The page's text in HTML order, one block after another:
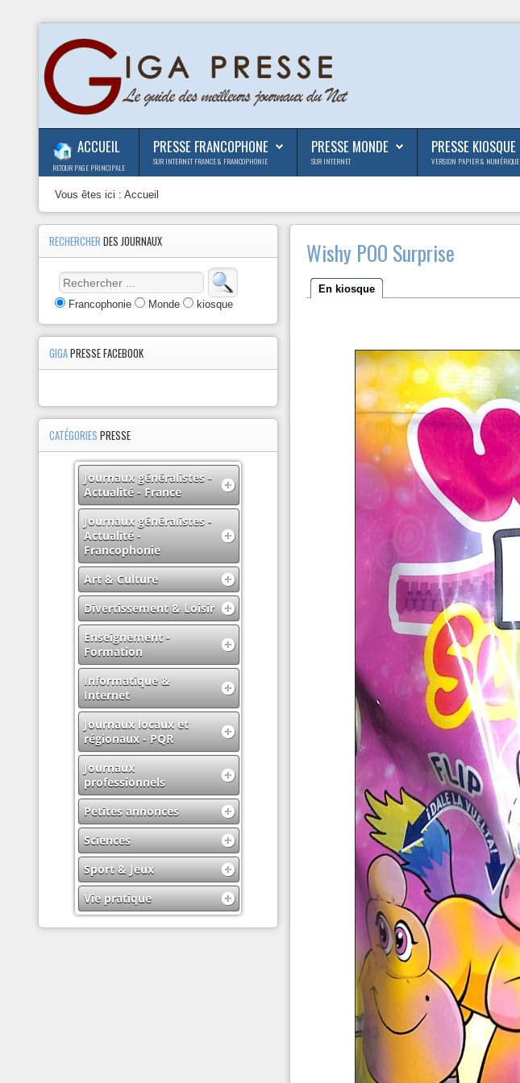
ACCUEIL
RETOUR PAGE PRINCIPALE
PRESSE FRANCOPHONE
SUR INTERNET FRANCE & FRANCOPHONIE
PRESSE MONDE
SUR INTERNET
PRESSE KIOSQUE
VERSION PAPIER & NUMÉRIQUE
Vous êtes ici :Accueil
Wishy POO Surprise
En kiosque
RECHERCHERDES JOURNAUX
Francophonie Monde kiosque
GIGAPRESSE FACEBOOK
CATÉGORIESPRESSE
Journaux généralistes -
Actualité - France
Journaux généralistes -
Actualité -
Francophonie
Art & Culture
Divertissement & Loisir
Enseignement -
Formation
Informatique &
Internet
Journaux locaux et
régionaux - PQR
Journaux
professionnels
Petites annonces
Sciences
Sport & Jeux
Vie pratique